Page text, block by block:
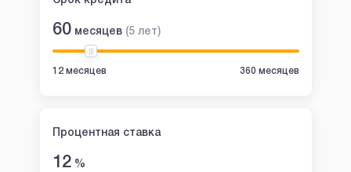
60 месяцев (5 лет)
12 месяцев 360 месяцев
Процентная ставка
12%